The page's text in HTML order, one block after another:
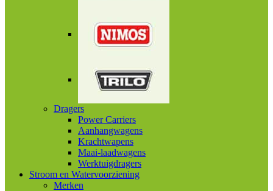
Dragers
Power Carriers
Aanhangwagens
Krachtwapens
Maai-laadwagens
Werktuigdragers
Stroom en Watervoorziening
Merken